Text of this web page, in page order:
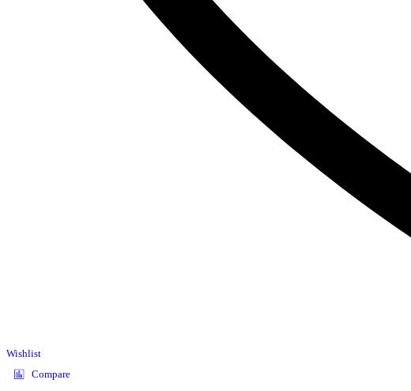
Wishlist
Compare